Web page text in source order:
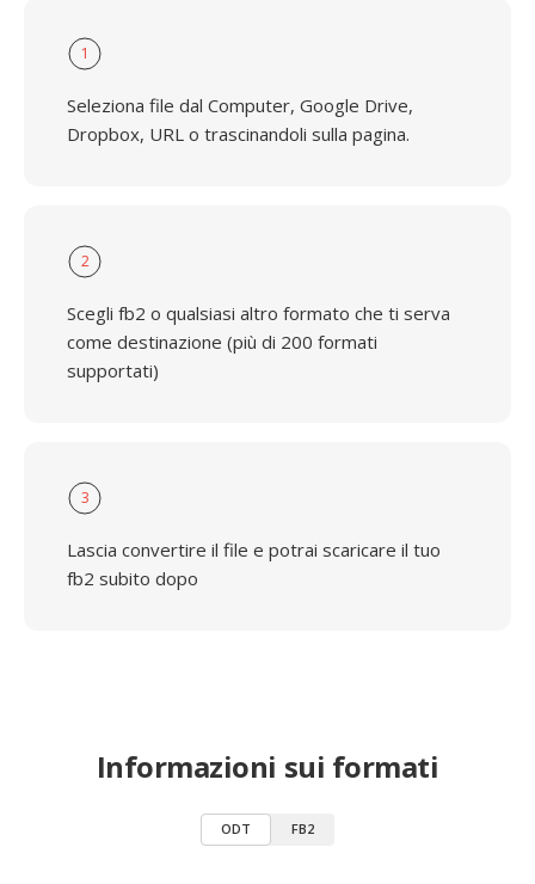
1
Seleziona file dal Computer, Google Drive,
Dropbox, URL o trascinandoli sulla pagina.
2
Scegli fb2 o qualsiasi altro formato che ti serva
come destinazione (più di 200 formati
supportati)
3
Lascia convertire il file e potrai scaricare il tuo
fb2 subito dopo
Informazioni sui formati
ODT FB2